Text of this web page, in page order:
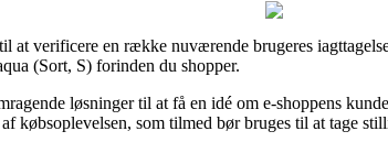
at verificere en række nuværende brugeres
(Sort, S) forinden du shopper.
løsninger til at få en idé om e-shoppens
købsoplevelsen, som tilmed bør bruges til at tage